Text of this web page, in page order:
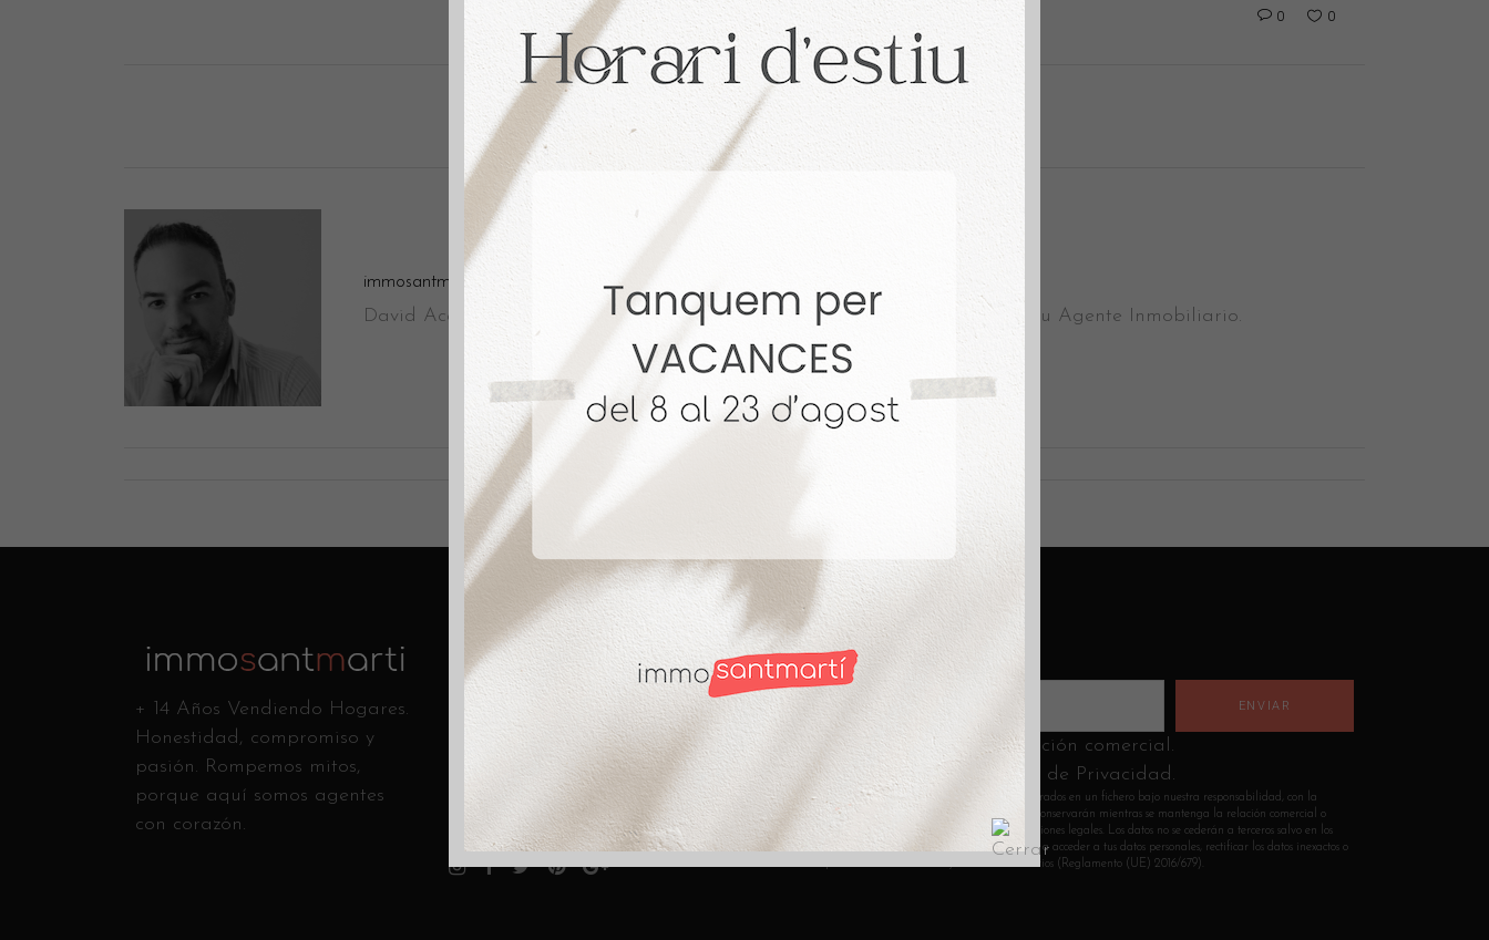
0 0
immosantmarti
David Aceituno. + 14 años Vendiendo Hogares. 4,9 🌟 Reseñas en Google. Tu Agente Inmobiliario.
+ 14 Años Vendiendo Hogares.
Honestidad, compromiso y
pasión. Rompemos mitos,
porque aquí somos agentes
con corazón.
Contact
C/ Cantabria 8 (esquina C/
Andrade)
933 14 85 41
info@immobiliariasantmarti.com
Síguenos desde:
Suscríbete
SI autorizo a recibir información comercial.
He leído y acepto la Política de Privacidad.
Te informamos que los datos personales, estarán incorporados en un fichero bajo nuestra responsabilidad, con la
finalidad de prestarte el servicio solicitado. Los datos se conservarán mientras se mantenga la relación comercial o
durante los años necesarios para cumplir con las obligaciones legales. Los datos no se cederán a terceros salvo en los
casos en que exista una obligación legal. Tienes derecho a acceder a tus datos personales, rectificar los datos inexactos o
solicitar su supresión cuando los datos ya no sean necesarios (Reglamento (UE) 2016/679).